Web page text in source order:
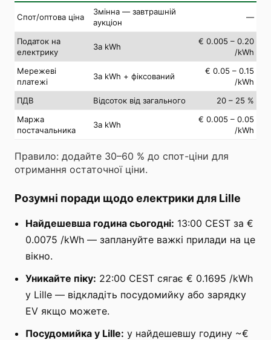
Спот/оптова ціна
Змінна — завтрашній
аукціон
—
Податок на
електрику
За kWh
€ 0.005 – 0.20
/kWh
Мережеві
платежі
За kWh + фіксований
€ 0.05 – 0.15
/kWh
ПДВ
Відсоток від загального
20 – 25 %
Маржа
постачальника
За kWh
€ 0.005 – 0.05
/kWh
Правило: додайте 30–60 % до спот-ціни для
отримання остаточної ціни.
Розумні поради щодо електрики для Lille
Найдешевша година сьогодні: 13:00 CEST за €
0.0075 /kWh — заплануйте важкі прилади на це
вікно.
Уникайте піку: 22:00 CEST сягає € 0.1695 /kWh
у Lille — відкладіть посудомийку або зарядку
EV якщо можете.
Посудомийка у Lille: у найдешевшу годину ~€